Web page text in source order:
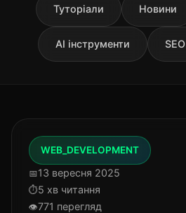
Туторіали Новини
AI інструменти SEO
WEB_DEVELOPMENT
13 вересня 2025
5 хв читання
771 перегляд